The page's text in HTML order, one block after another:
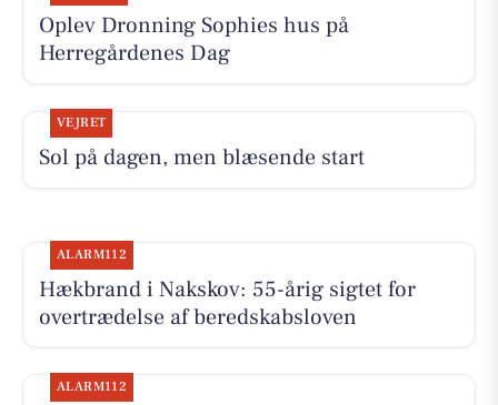
Oplev Dronning Sophies hus på
Herregårdenes Dag
VEJRET
Sol på dagen, men blæsende start
ALARM112
Hækbrand i Nakskov: 55-årig sigtet for
overtrædelse af beredskabsloven
ALARM112